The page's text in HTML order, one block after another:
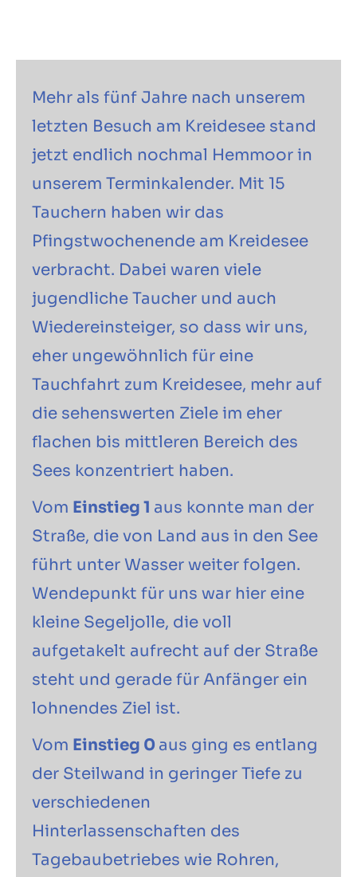
Mehr als fünf Jahre nach unserem
letzten Besuch am Kreidesee stand
jetzt endlich nochmal Hemmoor in
unserem Terminkalender. Mit 15
Tauchern haben wir das
Pfingstwochenende am Kreidesee
verbracht. Dabei waren viele
jugendliche Taucher und auch
Wiedereinsteiger, so dass wir uns,
eher ungewöhnlich für eine
Tauchfahrt zum Kreidesee, mehr auf
die sehenswerten Ziele im eher
flachen bis mittleren Bereich des
Sees konzentriert haben.
Vom Einstieg 1 aus konnte man der
Straße, die von Land aus in den See
führt unter Wasser weiter folgen.
Wendepunkt für uns war hier eine
kleine Segeljolle, die voll
aufgetakelt aufrecht auf der Straße
steht und gerade für Anfänger ein
lohnendes Ziel ist.
Vom Einstieg 0 aus ging es entlang
der Steilwand in geringer Tiefe zu
verschiedenen
Hinterlassenschaften des
Tagebaubetriebes wie Rohren,